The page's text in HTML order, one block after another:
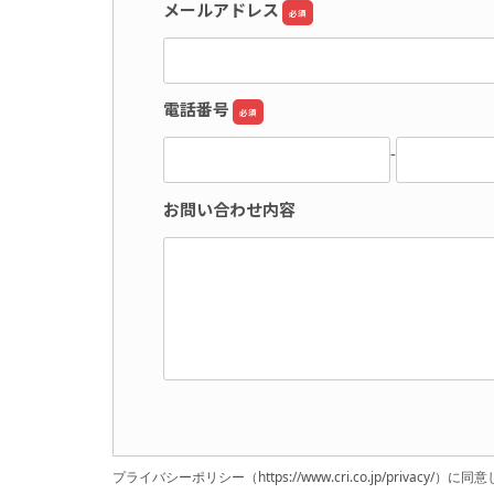
メールアドレス 必須
電話番号 必須
-
お問い合わせ内容
プライバシーポリシー（https://www.cri.co.jp/privacy/）に同意